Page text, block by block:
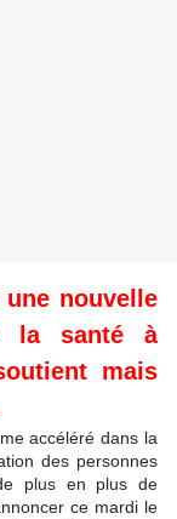
nouvelle
la santé à
mais
accéléré dans la
des personnes
plus en plus de
ce mardi le